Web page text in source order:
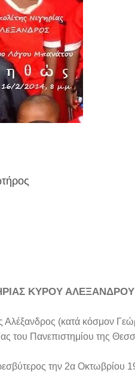
ΚΥΡΟΥ ΑΛΕΞΑΝΔΡΟΥ
(κατά κόσμον
του Πανεπιστημίου της
την 2α Οκτωβρίου